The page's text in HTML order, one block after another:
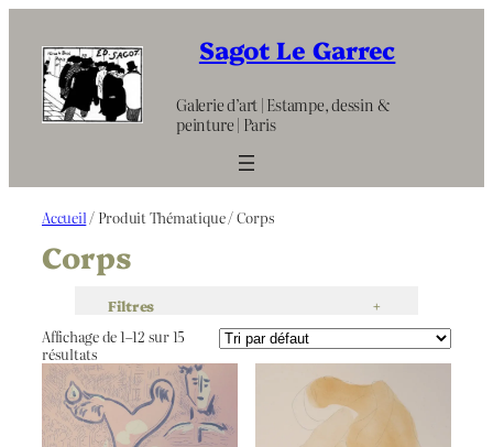
contenu
Sagot Le Garrec
Galerie d’art | Estampe, dessin &
peinture | Paris
Accueil / Produit Thématique / Corps
Corps
Filtres +
Affichage de 1–12 sur 15
résultats